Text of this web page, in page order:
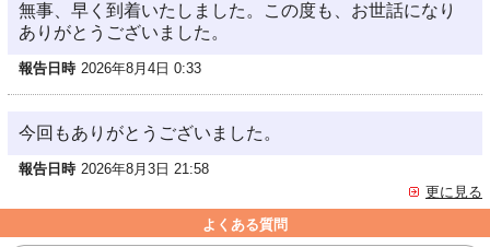
無事、早く到着いたしました。この度も、お世話になり
ありがとうございました。
報告日時 2026年8月4日 0:33
今回もありがとうございました。
報告日時 2026年8月3日 21:58
更に見る
よくある質問